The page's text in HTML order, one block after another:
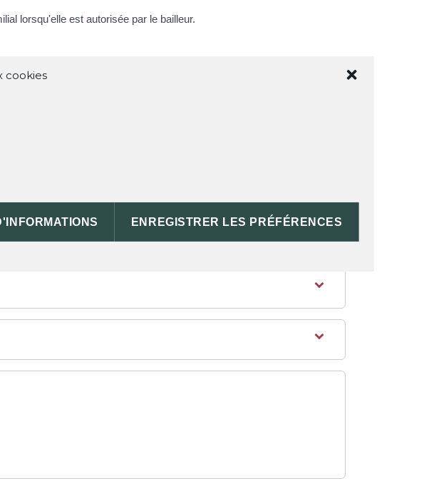
cookies
ENREGISTRER LES PRÉFÉRENCES
lorsqu'elle est autorisée par le bailleur.
?
UN BAIL RURAL ?
JUDICIAIRE DU LOCATAIRE ?